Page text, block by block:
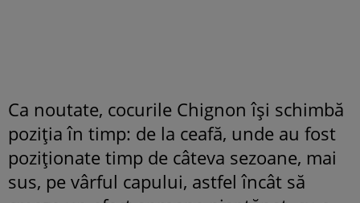
Ca noutate, cocurile Chignon își schimbă
poziția în timp: de la ceafă, unde au fost
poziționate timp de câteva sezoane, mai
sus, pe vârful capului, astfel încât să